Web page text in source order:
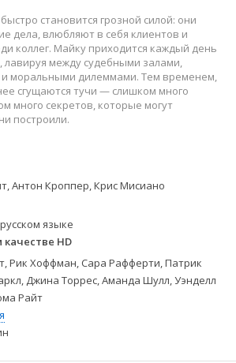
становится грозной силой: они
дела, влюбляют в себя клиентов и
коллег. Майку приходится каждый день
лавируя между судебными залами,
моральными дилеммами. Тем временем,
сгущаются тучи — слишком много
много секретов, которые могут
построили.
Антон Кроппер, Крис Мисиано
языке
HD
Рик Хоффман, Сара Рафферти, Патрик
Джина Торрес, Аманда Шулл, Уэнделл
Райт